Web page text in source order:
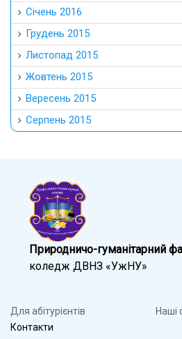
Січень 2016
Грудень 2015
Листопад 2015
Жовтень 2015
Вересень 2015
Серпень 2015
Природничо-гуманітарний
коледж ДВНЗ «УжНУ»
Для абітурієнтів
Контакти
Наші